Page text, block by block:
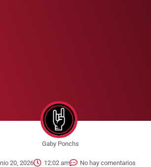
Gaby Ponchs
20, 2026 12:02 am No hay comentarios